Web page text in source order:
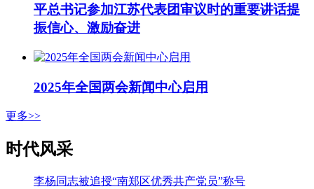
平总书记参加江苏代表团审议时的重要讲话提
振信心、激励奋进
2025年全国两会新闻中心启用
更多>>
时代风采
李杨同志被追授“南郑区优秀共产党员”称号